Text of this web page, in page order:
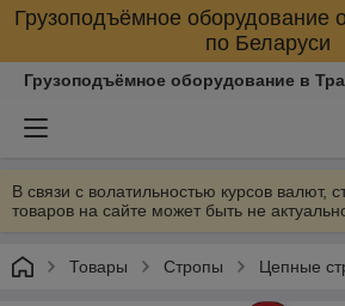
Грузоподъёмное оборудование
по Беларуси
Грузоподъёмное оборудование в
В связи с волатильностью курсов валют,
товаров на сайте может быть не
Товары Стропы Цепные